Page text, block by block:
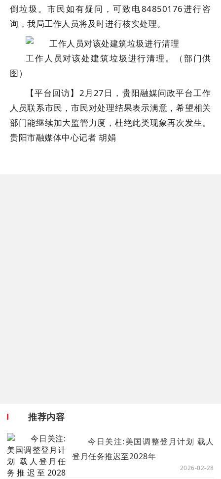
倒垃圾。市民如有疑问，可致电84850176进行咨
询，我局工作人员将及时进行核实处理。
工作人员对该处建筑垃圾进行清理。（部门供
图）
【平台回访】2月27日，贵阳融媒问政平台工作
人员联系市民，市民对处理结果表示满意，希望相关
部门能继续加大监管力度，杜绝此类现象再次发生。
贵阳市融媒体中心记者 胡娟
推荐内容
今日关注:美国调整登月计划 载人
登月任务推迟至2028年
2026-02-28